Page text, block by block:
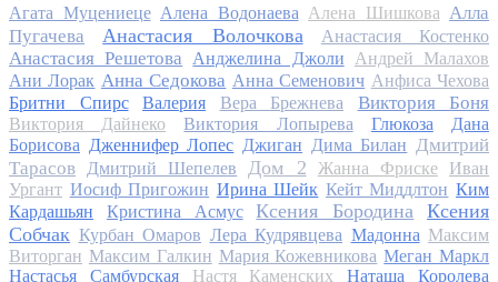
Агата Муцениеце Алена Водонаева Алена Шишкова Алла
Пугачева
Анастасия Волочкова Анастасия Костенко
Анастасия Решетова Анджелина Джоли
Андрей Малахов
Ани Лорак Анна Седокова Анна Семенович Анфиса Чехова
Бритни Спирс
Валерия Вера Брежнева Виктория Боня
Виктория Дайнеко Виктория Лопырева Глюкоза
Дана
Борисова Дженнифер Лопес Джиган Дима Билан Дмитрий
Тарасов
Дмитрий Шепелев Дом 2 Жанна Фриске
Иван
Ургант Иосиф Пригожин Ирина Шейк Кейт Миддлтон Ким
Кардашьян
Кристина Асмус Ксения Бородина
Ксения
Собчак Курбан Омаров Лера Кудрявцева Мадонна Максим
Виторган Максим Галкин Мария Кожевникова Меган Маркл
Настасья Самбурская
Настя Каменских
Наташа Королева